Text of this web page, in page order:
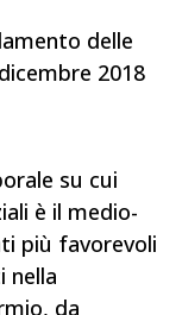
delle
2018
su cui
è il medio-
più favorevoli
nella
da